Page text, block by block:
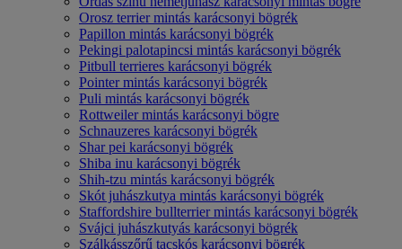
Orosz terrier mintás karácsonyi bögrék
Papillon mintás karácsonyi bögrék
Pekingi palotapincsi mintás karácsonyi bögrék
Pitbull terrieres karácsonyi bögrék
Pointer mintás karácsonyi bögrék
Puli mintás karácsonyi bögrék
Rottweiler mintás karácsonyi bögre
Schnauzeres karácsonyi bögrék
Shar pei karácsonyi bögrék
Shiba inu karácsonyi bögrék
Shih-tzu mintás karácsonyi bögrék
Skót juhászkutya mintás karácsonyi bögrék
Staffordshire bullterrier mintás karácsonyi bögrék
Svájci juhászkutyás karácsonyi bögrék
Szálkásszőrű tacskós karácsonyi bögrék